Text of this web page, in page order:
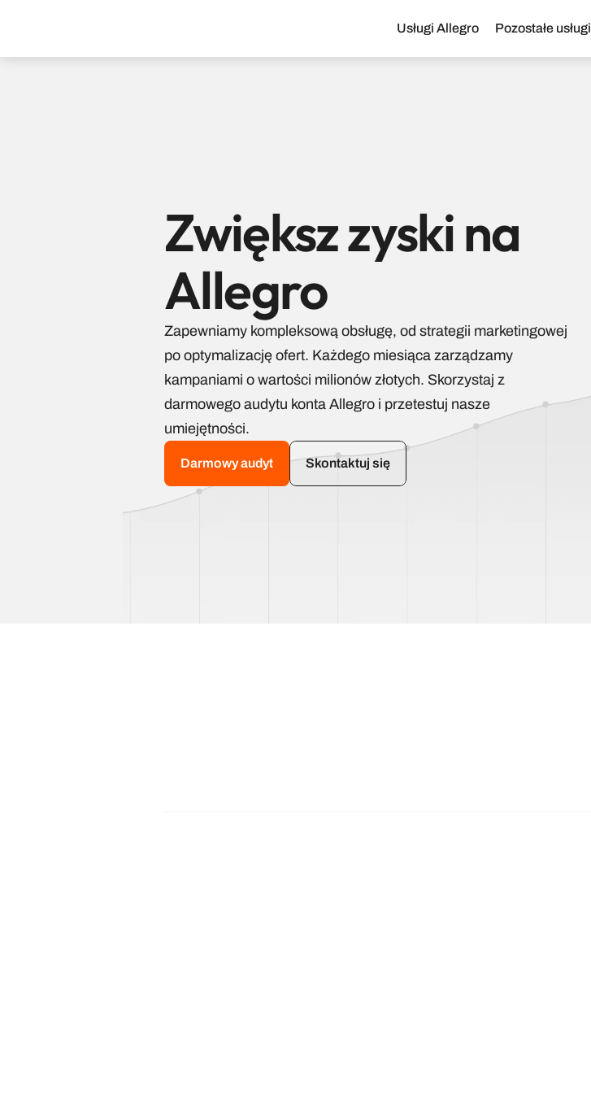
Usługi Allegro Pozostałe usługi
Zwiększ zyski na
Allegro
Zapewniamy kompleksową obsługę, od strategii marketingowej
po optymalizację ofert. Każdego miesiąca zarządzamy
kampaniami o wartości milionów złotych. Skorzystaj z
darmowego audytu konta Allegro i przetestuj nasze
umiejętności.
Darmowy audyt Skontaktuj się